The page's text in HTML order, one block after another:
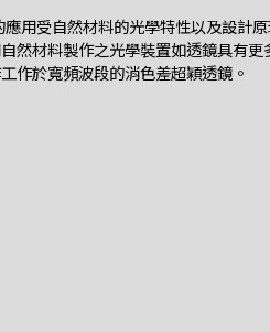
用受自然材料的光學特性以及設
材料製作之光學裝置如透鏡具有
作於寬頻波段的消色差超穎透鏡。